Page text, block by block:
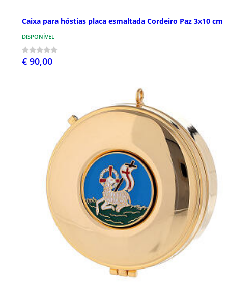
Caixa para hóstias placa esmaltada Cordeiro Paz 3x10 cm
DISPONÍVEL
€ 90,00